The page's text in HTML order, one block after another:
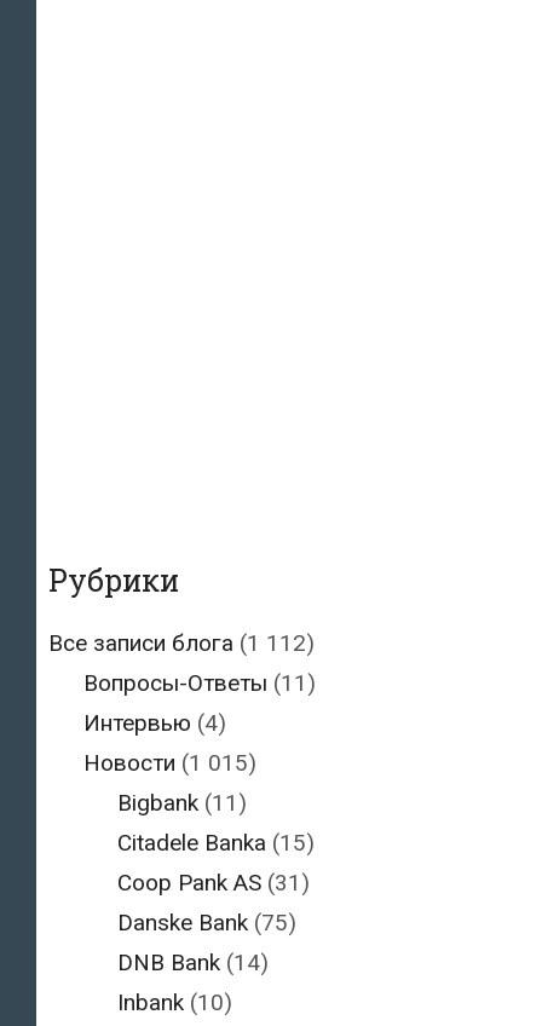
Рубрики
Все записи блога (1 112)
Вопросы-Ответы (11)
Интервью (4)
Новости (1 015)
Bigbank (11)
Citadele Banka (15)
Coop Pank AS (31)
Danske Bank (75)
DNB Bank (14)
Inbank (10)